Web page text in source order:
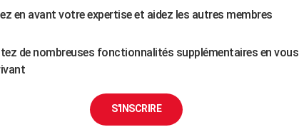
en avant votre expertise et aidez les autres membres
de nombreuses fonctionnalités supplémentaires en vous
S'INSCRIRE